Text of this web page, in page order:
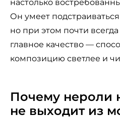
настолько
Он умеет
но при этом почти
главное качество —
композицию светлее и
Почему нероли
не выходит из